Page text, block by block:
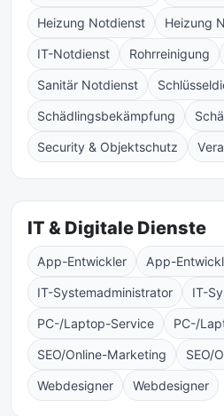
Heizung Notdienst Heizung
IT-Notdienst Rohrreinigung
Sanitär Notdienst
Schädlingsbekämpfung
Security & Objektschutz
IT & Digitale Dienste
App-Entwickler App-
IT-Systemadministrator IT-
PC-/Laptop-Service PC-/
SEO/Online-Marketing SEO/
Webdesigner Webdesigner